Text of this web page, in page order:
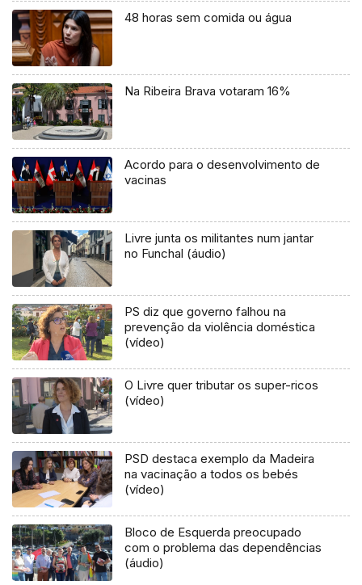
48 horas sem comida ou água
Na Ribeira Brava votaram 16%
Acordo para o desenvolvimento de
vacinas
Livre junta os militantes num jantar
no Funchal (áudio)
PS diz que governo falhou na
prevenção da violência doméstica
(vídeo)
O Livre quer tributar os super-ricos
(vídeo)
PSD destaca exemplo da Madeira
na vacinação a todos os bebés
(vídeo)
Bloco de Esquerda preocupado
com o problema das dependências
(áudio)